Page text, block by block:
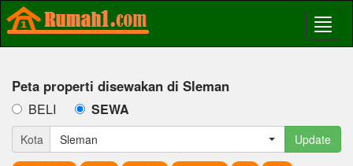
Peta properti disewakan di Sleman
BELI SEWA
Kota Sleman Update